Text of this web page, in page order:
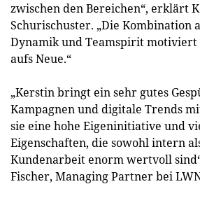
zwischen den Bereichen“, erklärt
Schurischuster. „Die Kombination
Dynamik und Teamspirit motiviert
aufs Neue.“
„Kerstin bringt ein sehr gutes
Kampagnen und digitale Trends
sie eine hohe Eigeninitiative und
Eigenschaften, die sowohl intern
Kundenarbeit enorm wertvoll
Fischer, Managing Partner bei